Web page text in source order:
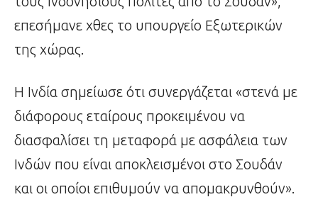
επεσήμανε χθες το υπουργείο Εξωτερικών
της χώρας.
Η Ινδία σημείωσε ότι συνεργάζεται «στενά με
διάφορους εταίρους προκειμένου να
διασφαλίσει τη μεταφορά με ασφάλεια των
Ινδών που είναι αποκλεισμένοι στο Σουδάν
και οι οποίοι επιθυμούν να απομακρυνθούν».